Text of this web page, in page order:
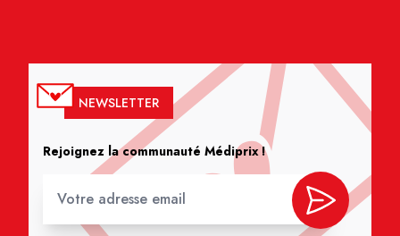
NEWSLETTER
Rejoignez la communauté Médiprix !